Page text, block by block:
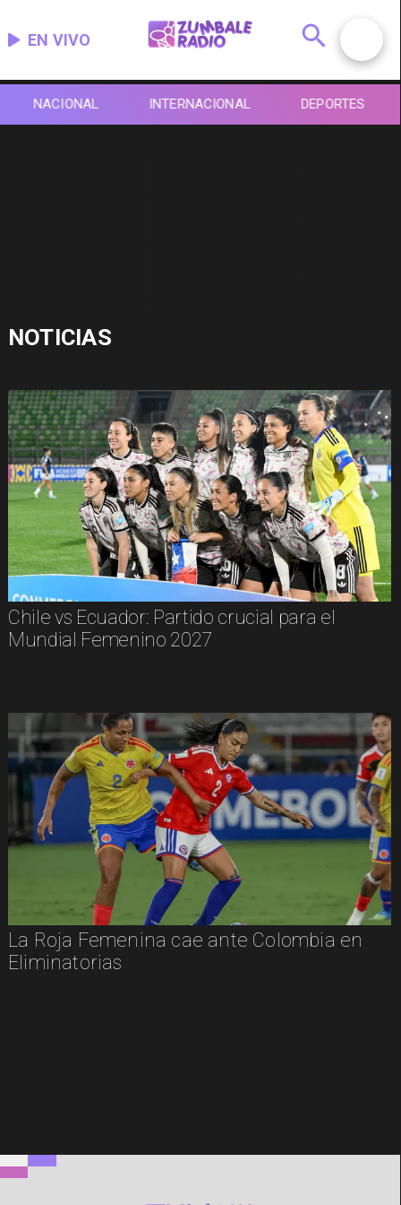
EN VIVO
NACIONAL INTERNACIONAL DEPORTES
NOTICIAS
Chile vs Ecuador: Partido crucial para el
Mundial Femenino 2027
La Roja Femenina cae ante Colombia en
Eliminatorias